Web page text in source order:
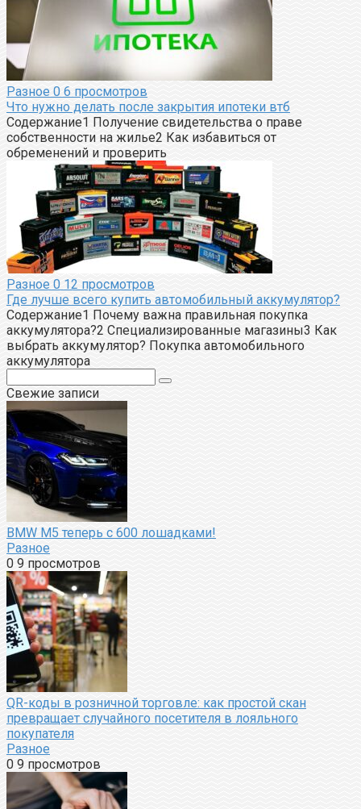
Разное 0 6 просмотров
Что нужно делать после закрытия ипотеки втб
Содержание1 Получение свидетельства о праве
собственности на жилье2 Как избавиться от
обременений и проверить
Разное 0 12 просмотров
Где лучше всего купить автомобильный аккумулятор?
Содержание1 Почему важна правильная покупка
аккумулятора?2 Специализированные магазины3 Как
выбрать аккумулятор? Покупка автомобильного
аккумулятора
Свежие записи
BMW M5 теперь с 600 лошадками!
Разное
0 9 просмотров
QR-коды в розничной торговле: как простой скан
превращает случайного посетителя в лояльного
покупателя
Разное
0 9 просмотров